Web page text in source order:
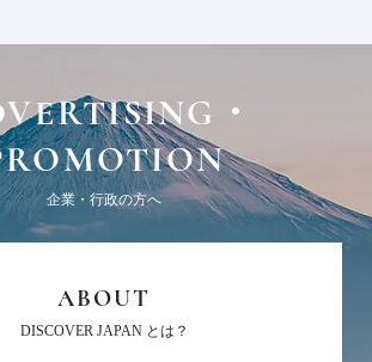
・
企業・行政の方へ
ABOUT
DISCOVER JAPAN とは？